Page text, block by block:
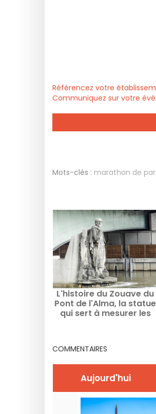
Référencez votre
Communiquez sur votre
Mots-clés : marathon de
L'histoire du Zouave du
Pont de l'Alma, la statue
qui sert à mesurer les
COMMENTAIRES
Aujourd'hui